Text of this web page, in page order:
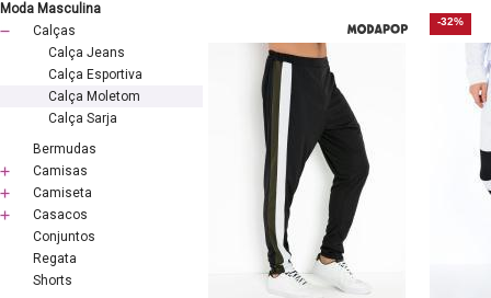
Moda Masculina
Calças
Calça Jeans
Calça Esportiva
Calça Moletom
Calça Sarja
Bermudas
Camisas
Camiseta
Casacos
Conjuntos
Regata
Shorts
-32%